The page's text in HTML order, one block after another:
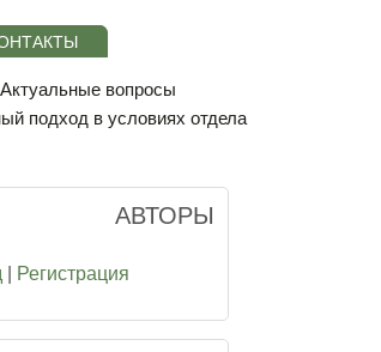
вопросы
подход в условиях отдела
АВТОРЫ
Регистрация